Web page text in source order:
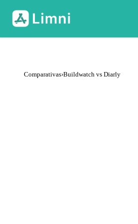
Comparativas›Buildwatch vs Diarly